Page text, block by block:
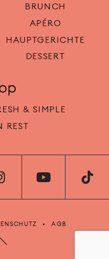
BRUNCH
APÉRO
HAUPTGERICHTE
DESSERT
& SIMPLE
REST
AGB